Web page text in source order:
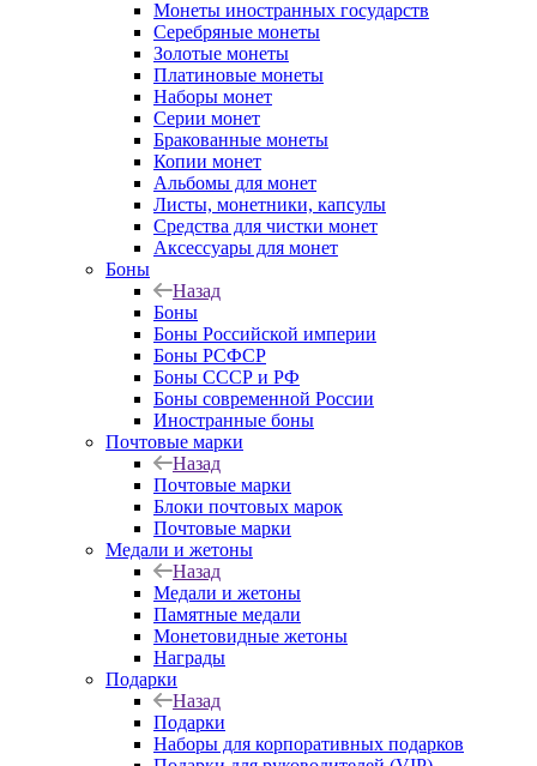
Монеты иностранных государств
Серебряные монеты
Золотые монеты
Платиновые монеты
Наборы монет
Серии монет
Бракованные монеты
Копии монет
Альбомы для монет
Листы, монетники, капсулы
Средства для чистки монет
Аксессуары для монет
Боны
Назад
Боны
Боны Российской империи
Боны РСФСР
Боны СССР и РФ
Боны современной России
Иностранные боны
Почтовые марки
Назад
Почтовые марки
Блоки почтовых марок
Почтовые марки
Медали и жетоны
Назад
Медали и жетоны
Памятные медали
Монетовидные жетоны
Награды
Подарки
Назад
Подарки
Наборы для корпоративных подарков